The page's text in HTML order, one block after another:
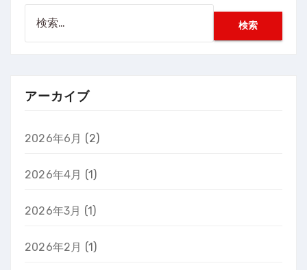
アーカイブ
2026年6月 (2)
2026年4月 (1)
2026年3月 (1)
2026年2月 (1)